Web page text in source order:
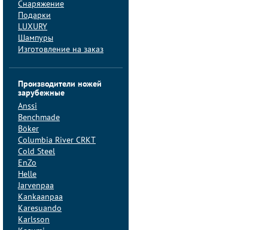
Снаряжение
Подарки
LUXURY
Шампуры
Изготовление на заказ
Производители ножей
зарубежные
Anssi
Benchmade
Böker
Columbia River CRKT
Cold Steel
EnZo
Helle
Jarvenpaa
Kankaanpaa
Karesuando
Karlsson